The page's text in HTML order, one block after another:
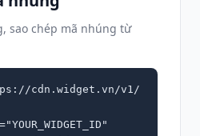
sao chép mã nhúng từ
cdn.widget.vn/v1/